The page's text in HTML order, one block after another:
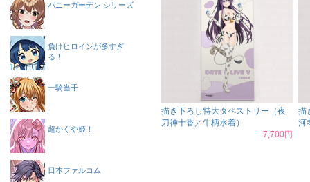
描き下ろし特大タペストリー（夜
刀神十香／牛柄水着）
7,700円
描
河
バニーガーデン シリーズ
負けヒロインが多すぎ
る！
一騎当千
超かぐや姫！
日本ファルコム